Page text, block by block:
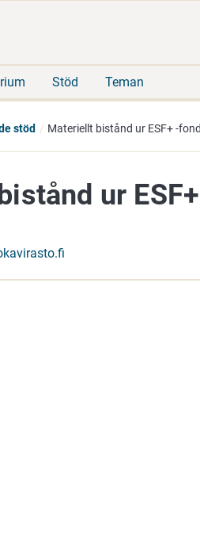
Stöd Teman
stöd Materiellt bistånd ur ESF+ -
ur